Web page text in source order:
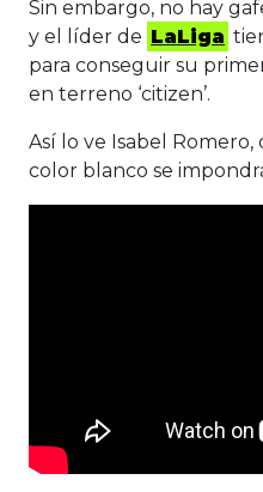
Sin embargo, no hay
y el líder de LaLiga
para conseguir su
en terreno ‘citizen’.
Así lo ve Isabel
color blanco se